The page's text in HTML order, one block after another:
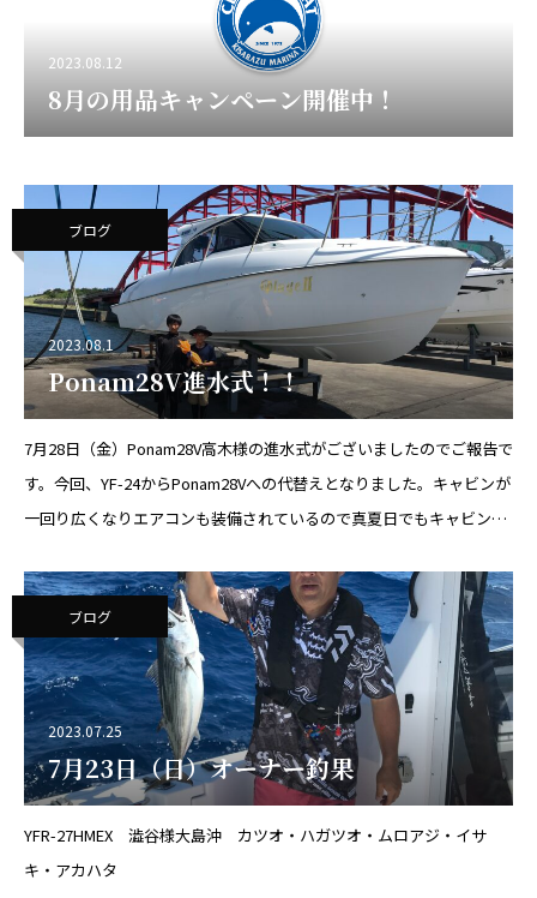
2023.08.12
8月の用品キャンペーン開催中！
ブログ
2023.08.1
Ponam28V進水式！！
7月28日（金）Ponam28V高木様の進水式がございましたのでご報告で
す。今回、YF-24からPonam28Vへの代替えとなりました。キャビンが
一回り広くなりエアコンも装備されているので真夏日でもキャビン内
ブログ
2023.07.25
7月23日（日）オーナー釣果
YFR-27HMEX 澁谷様大島沖 カツオ・ハガツオ・ムロアジ・イサ
キ・アカハタ